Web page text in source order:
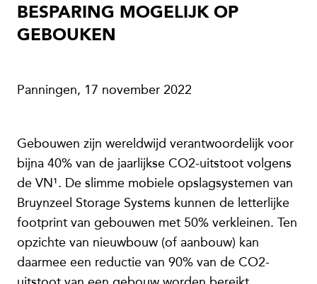
BESPARING MOGELIJK OP
GEBOUKEN
Panningen, 17 november 2022
Gebouwen zijn wereldwijd verantwoordelijk voor
bijna 40% van de jaarlijkse CO2-uitstoot volgens
de VN¹. De slimme mobiele opslagsystemen van
Bruynzeel Storage Systems kunnen de letterlijke
footprint van gebouwen met 50% verkleinen. Ten
opzichte van nieuwbouw (of aanbouw) kan
daarmee een reductie van 90% van de CO2-